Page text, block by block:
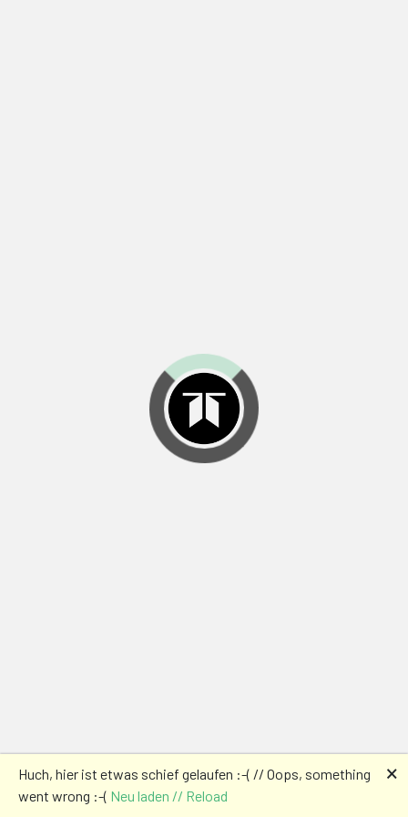
Huch, hier ist etwas schief gelaufen :-( // Oops, something
went wrong :-( Neu laden // Reload
🗙